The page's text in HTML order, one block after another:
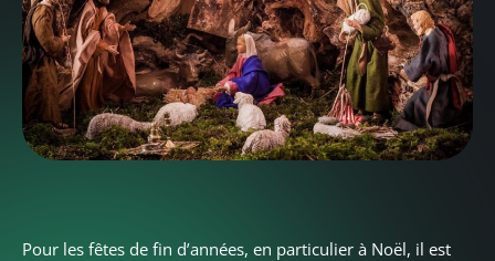
Pour les fêtes de fin d’années, en particulier à Noël, il est